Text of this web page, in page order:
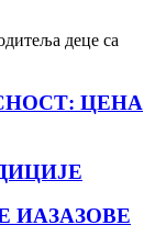
деце са
ЦЕНА
ИАЗАЗОВЕ